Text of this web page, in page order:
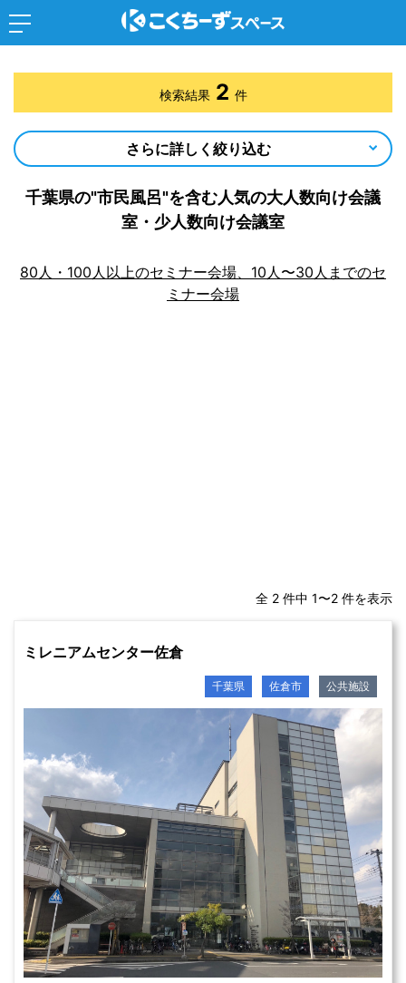
千葉県の"市民風呂"を含む人気の大人数向け会議
室・少人数向け会議室
80人・100人以上のセミナー会場、10人〜30人までのセ
ミナー会場
全 2 件中 1〜2 件を表示
ミレニアムセンター佐倉
千葉県 佐倉市 公共施設
検索結果 2 件
さらに詳しく絞り込む